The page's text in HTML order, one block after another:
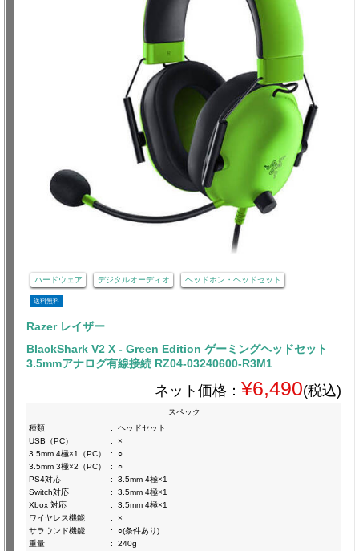
ハードウェア デジタルオーディオ ヘッドホン・ヘッドセット
送料無料
Razer レイザー
BlackShark V2 X - Green Edition ゲーミングヘッドセット
3.5mmアナログ有線接続 RZ04-03240600-R3M1
ネット価格： ¥6,490(税込)
スペック
種類
:
ヘッドセット
USB（PC）
:
×
3.5mm 4極×1（PC）
:
○
3.5mm 3極×2（PC）
:
○
PS4対応
:
3.5mm 4極×1
Switch対応
:
3.5mm 4極×1
Xbox 対応
:
3.5mm 4極×1
ワイヤレス機能
:
×
サラウンド機能
:
○(条件あり)
重量
:
240g